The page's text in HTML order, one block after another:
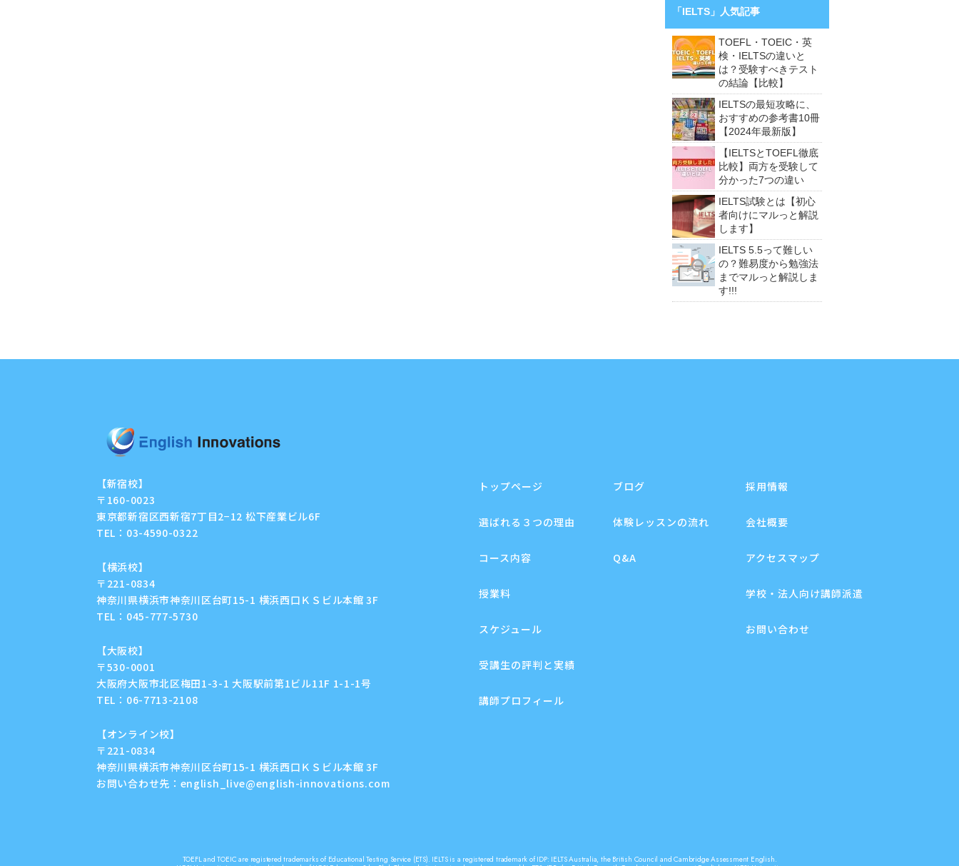
「IELTS」人気記事
TOEFL・TOEIC・英
検・IELTSの違いと
は？受験すべきテスト
の結論【比較】
IELTSの最短攻略に、
おすすめの参考書10冊
【2024年最新版】
【IELTSとTOEFL徹底
比較】両方を受験して
分かった7つの違い
IELTS試験とは【初心
者向けにマルっと解説
します】
IELTS 5.5って難しい
の？難易度から勉強法
までマルっと解説しま
す!!!
【新宿校】
〒160-0023
東京都新宿区西新宿7丁目2−12 松下産業ビル6F
TEL： 03-4590-0322
【横浜校】
〒221-0834
神奈川県横浜市神奈川区台町15-1 横浜西口ＫＳビル本館 3F
TEL： 045-777-5730
【大阪校】
〒530-0001
大阪府大阪市北区梅田1-3-1 大阪駅前第1ビル11F 1-1-1号
TEL： 06-7713-2108
【オンライン校】
〒221-0834
神奈川県横浜市神奈川区台町15-1 横浜西口ＫＳビル本館 3F
お問い合わせ先： english_live@english-innovations.com
トップページ
選ばれる３つの理由
コース内容
授業料
スケジュール
受講生の評判と実績
講師プロフィール
ブログ
体験レッスンの流れ
Q&A
採用情報
会社概要
アクセスマップ
学校・法人向け講師派遣
お問い合わせ
TOEFL and TOEIC are registered trademarks of Educational Testing Service (ETS). IELTS is a registered trademark of IDP: IELTS Australia, the British Council and Cambridge Assessment English.